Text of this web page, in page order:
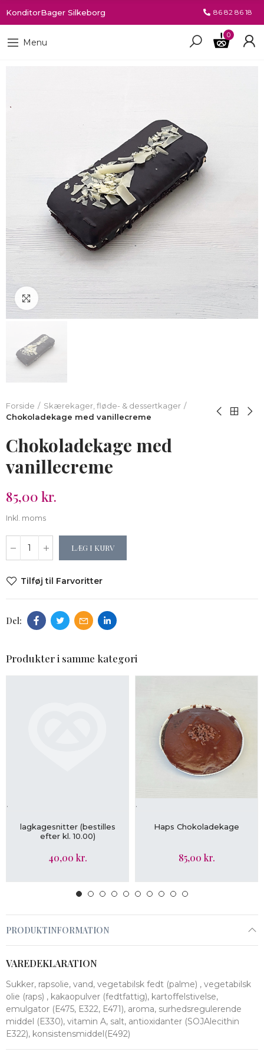
KonditorBager Silkeborg 86 82 86 18
Menu
0
Klik for at forstørre
Forside
Skærekager, fløde- & dessertkager
Chokoladekage med vanillecreme
Chokoladekage med
vanillecreme
85,00 kr.
Inkl. moms
LÆG I KURV
Tilføj til Farvoritter
Produkter i samme kategori
LÆG I KURV
.
lagkagesnitter (bestilles
efter kl. 10.00)
40,00 kr.
LÆG I KURV
.
Haps Chokoladekage
85,00 kr.
PRODUKTINFORMATION
VAREDEKLARATION
Sukker, rapsolie, vand, vegetabilsk fedt (palme) , vegetabilsk
olie (raps) , kakaopulver (fedtfattig), kartoffelstivelse,
emulgator (E475, E322, E471), aroma, surhedsregulerende
middel (E330), vitamin A, salt, antioxidanter (SOJAlecithin
E322), konsistensmiddel(E492)